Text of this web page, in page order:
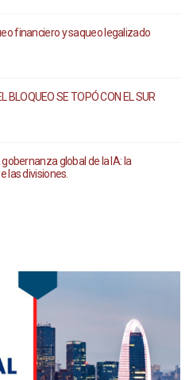
financiero y saqueo legalizado
BLOQUEO SE TOPÓ CON EL SUR
global de la IA: la
las divisiones.